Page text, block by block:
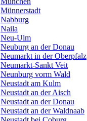
Münnerstadt
Nabburg
Naila
Neu-Ulm
Neuburg an der Donau
Neumarkt in der Oberpfalz
Neumarkt-Sankt Veit
Neunburg vorm Wald
Neustadt am Kulm
Neustadt an der Aisch
Neustadt an der Donau
Neustadt an der Waldnaab